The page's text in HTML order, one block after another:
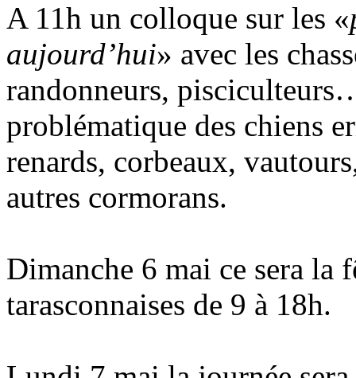
A 11h un colloque sur les «
aujourd’hui» avec les
randonneurs,
problématique des chiens
renards, corbeaux,
autres cormorans.
Dimanche 6 mai ce sera la
tarasconnaises de 9 à 18h.